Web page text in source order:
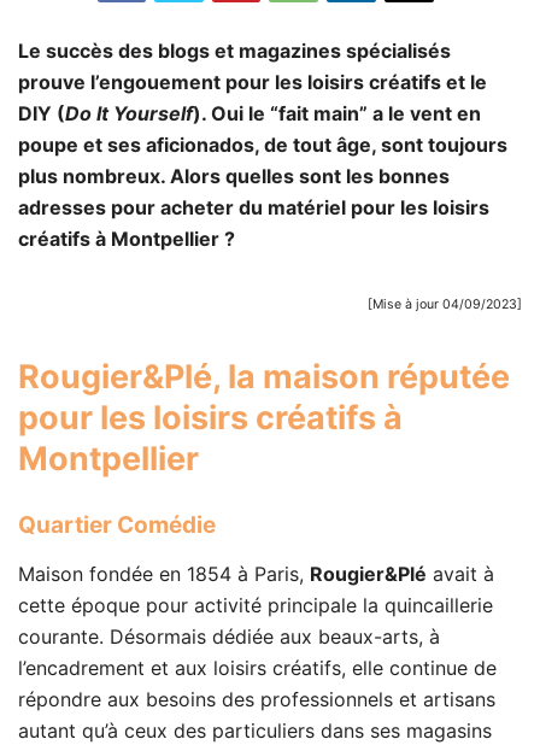
Le succès des blogs et magazines spécialisés
prouve l’engouement pour les loisirs créatifs et le
DIY (Do It Yourself). Oui le “fait main” a le vent en
poupe et ses aficionados, de tout âge, sont toujours
plus nombreux. Alors quelles sont les bonnes
adresses pour acheter du matériel pour les loisirs
créatifs à Montpellier ?
[Mise à jour 04/09/2023]
Rougier&Plé, la maison réputée
pour les loisirs créatifs à
Montpellier
Quartier Comédie
Maison fondée en 1854 à Paris, Rougier&Plé avait à
cette époque pour activité principale la quincaillerie
courante. Désormais dédiée aux beaux-arts, à
l’encadrement et aux loisirs créatifs, elle continue de
répondre aux besoins des professionnels et artisans
autant qu’à ceux des particuliers dans ses magasins